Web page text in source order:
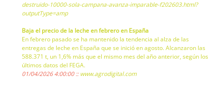
destruido-10000-sola-campana-avanza-imparable-f202603.html?
outputType=amp
Baja el precio de la leche en febrero en España
En febrero pasado se ha mantenido la tendencia al alza de las
entregas de leche en España que se inició en agosto. Alcanzaron las
588.371 t, un 1,6% más que el mismo mes del año anterior, según los
últimos datos del FEGA.
01/04/2026 4:00:00 ::www.agrodigital.com